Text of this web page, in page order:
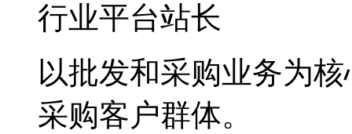
行业平台站长
以批发和采购业务为
采购客户群体。